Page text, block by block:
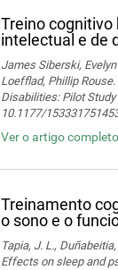
Treino
intelectual e de
James Siberski,
Loefflad, Phillip
Disabilities: Pilot
10.1177/
Ver o artigo
Treinamento
o sono e o
Tapia, J. L.,
Effects on sleep and